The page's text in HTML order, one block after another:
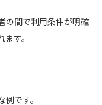
の間で利用条件が明確
す。
です。